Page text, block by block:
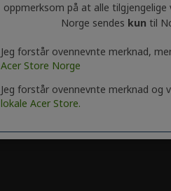
oppmerksom på at alle tilgjengelige
Norge sendes kun til
Jeg forstår ovennevnte merknad,
Acer Store Norge
Jeg forstår ovennevnte merknad og
lokale Acer Store.